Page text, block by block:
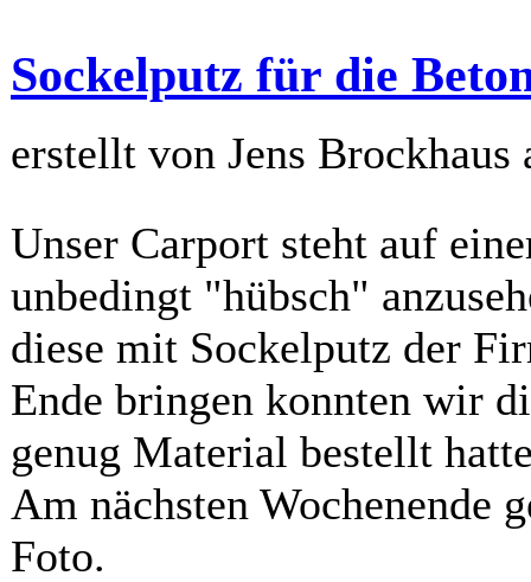
Sockelputz für die
erstellt von Jens Brockhaus
Unser Carport steht auf
unbedingt "hübsch"
diese mit Sockelputz der
Ende bringen konnten wir
genug Material bestellt
Am nächsten Wochenende
Foto.